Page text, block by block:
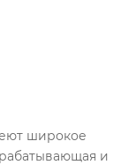
широкое
и